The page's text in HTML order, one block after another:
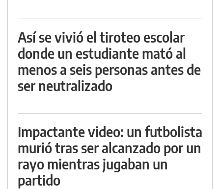
Así se vivió el tiroteo escolar
donde un estudiante mató al
menos a seis personas antes de
ser neutralizado
Impactante video: un futbolista
murió tras ser alcanzado por un
rayo mientras jugaban un
partido